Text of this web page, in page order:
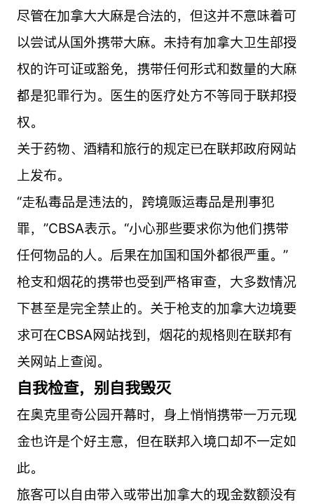
尽管在加拿大大麻是合法的，但这并不意味着可
以尝试从国外携带大麻。未持有加拿大卫生部授
权的许可证或豁免，携带任何形式和数量的大麻
都是犯罪行为。医生的医疗处方不等同于联邦授
权。
关于药物、酒精和旅行的规定已在联邦政府网站
上发布。
“走私毒品是违法的，跨境贩运毒品是刑事犯
罪，”CBSA表示。“小心那些要求你为他们携带
任何物品的人。后果在加国和国外都很严重。”
枪支和烟花的携带也受到严格审查，大多数情况
下甚至是完全禁止的。关于枪支的加拿大边境要
求可在CBSA网站找到，烟花的规格则在联邦有
关网站上查阅。
自我检查，别自我毁灭
在奥克里奇公园开幕时，身上悄悄携带一万元现
金也许是个好主意，但在联邦入境口却不一定如
此。
旅客可以自由带入或带出加拿大的现金数额没有